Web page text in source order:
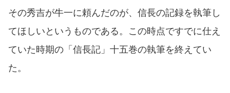
その秀吉が牛一に頼んだのが、信長の記録を執筆し
てほしいというものである。この時点ですでに仕え
ていた時期の「信長記」十五巻の執筆を終えてい
た。